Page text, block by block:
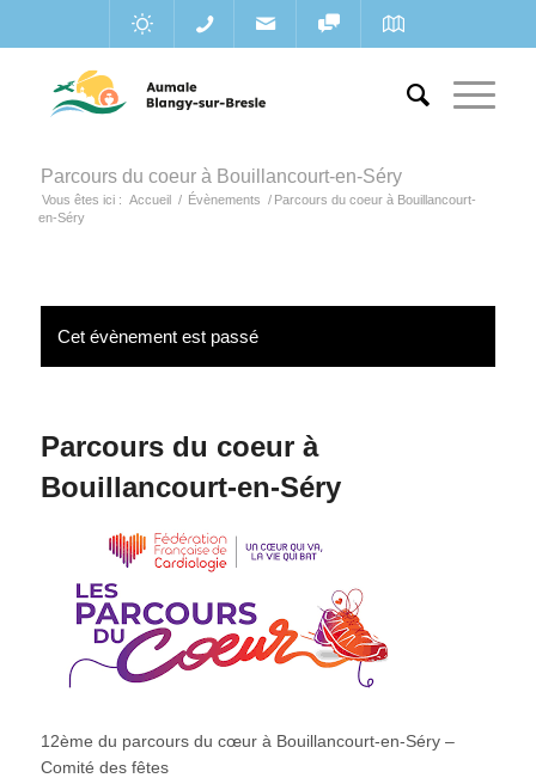
Parcours du coeur à Bouillancourt-en-Séry
Vous êtes ici : Accueil / Évènements / Parcours du coeur à Bouillancourt-
en-Séry
Cet évènement est passé
Parcours du coeur à
Bouillancourt-en-Séry
12ème du parcours du cœur à Bouillancourt-en-Séry –
Comité des fêtes